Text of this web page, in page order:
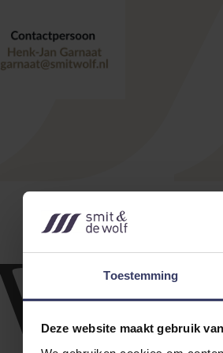
Toestemming
Deze website maakt gebruik